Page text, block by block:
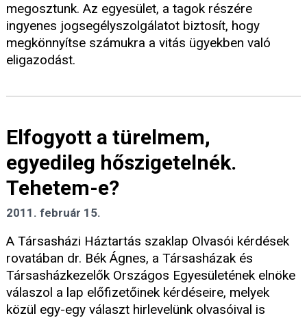
megosztunk. Az egyesület, a tagok részére
ingyenes jogsegélyszolgálatot biztosít, hogy
megkönnyítse számukra a vitás ügyekben való
eligazodást.
Elfogyott a türelmem,
egyedileg hőszigetelnék.
Tehetem-e?
2011. február 15.
A Társasházi Háztartás szaklap Olvasói kérdések
rovatában dr. Bék Ágnes, a Társasházak és
Társasházkezelők Országos Egyesületének elnöke
válaszol a lap előfizetőinek kérdéseire, melyek
közül egy-egy választ hirlevelünk olvasóival is